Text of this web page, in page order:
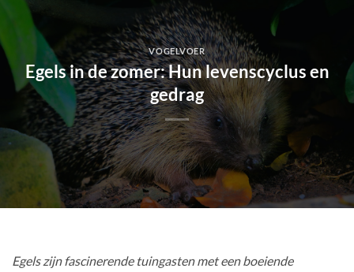
VOGELVOER
Egels in de zomer: Hun levenscyclus en
gedrag
Egels zijn fascinerende tuingasten met een boeiende